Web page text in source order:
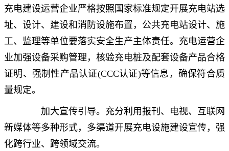
充电建设运营企业严格按照国家标准规定开展充电站选
址、设计、建设和消防设施布置，公共充电站设计、施
工、监理等单位要落实安全生产主体责任。充电运营企
业加强设备采购管理，核验充电桩及配套设备产品合格
证明、强制性产品认证(CCC认证)等信息，确保符合质
量规定。
加大宣传引导。充分利用报刊、电视、互联网
新媒体等多种形式，多渠道开展充电设施建设宣传，强
化跨行业、跨领域交流。